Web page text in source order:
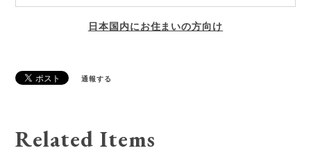
日本国内にお住まいの方向け
通報する
Related Items